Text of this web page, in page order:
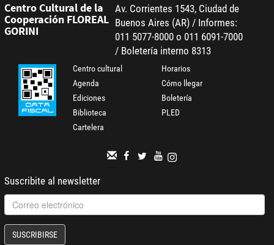
Centro Cultural de la
Cooperación FLOREAL
GORINI
Av. Corrientes 1543, Ciudad de
Buenos Aires (AR) / Informes:
011 5077-8000 o 011 6091-7000
/ Boletería interno 8313
Centro cultural
Agenda
Ediciones
Biblioteca
Cartelera
Horarios
Cómo llegar
Boletería
PLED
Suscribite al newsletter
SUSCRIBIRSE